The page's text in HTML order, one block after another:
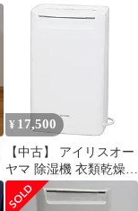
機 DCE-6515 2
¥ 17,500
【中古】 アイリスオー
ヤマ 除湿機 衣類乾燥
強力除湿 除湿器 タイマ
ー付 静音設計 オートル